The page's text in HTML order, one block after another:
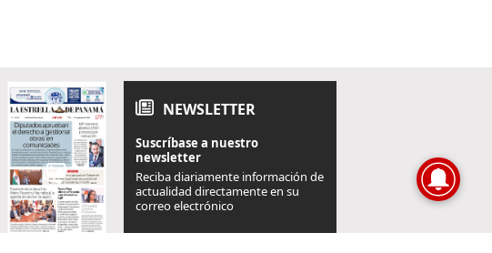
NEWSLETTER
Suscríbase a nuestro
newsletter
Reciba diariamente información de
actualidad directamente en su
correo electrónico